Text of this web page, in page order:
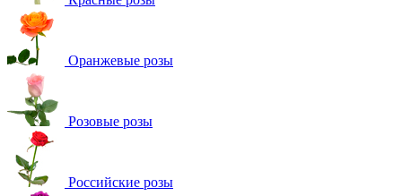
Оранжевые розы
Розовые розы
Российские розы